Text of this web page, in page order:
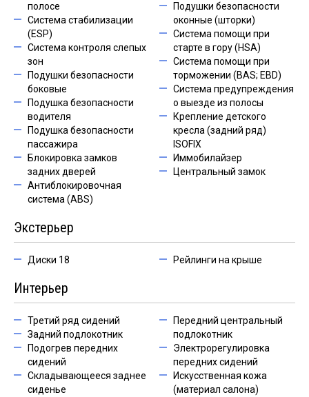
полосе
Система стабилизации
(ESP)
Система контроля слепых
зон
Подушки безопасности
боковые
Подушка безопасности
водителя
Подушка безопасности
пассажира
Блокировка замков
задних дверей
Антиблокировочная
система (ABS)
Подушки безопасности
оконные (шторки)
Система помощи при
старте в гору (HSA)
Система помощи при
торможении (BAS; EBD)
Система предупреждения
о выезде из полосы
Крепление детского
кресла (задний ряд)
ISOFIX
Иммобилайзер
Центральный замок
Экстерьер
Диски 18 Рейлинги на крыше
Интерьер
Третий ряд сидений
Задний подлокотник
Подогрев передних
сидений
Складывающееся заднее
сиденье
Передний центральный
подлокотник
Электрорегулировка
передних сидений
Искусственная кожа
(материал салона)